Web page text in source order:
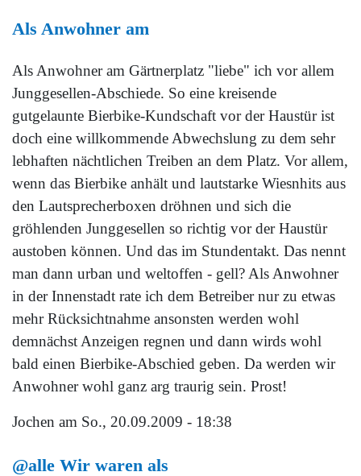
Als Anwohner am
Als Anwohner am Gärtnerplatz "liebe" ich vor allem
Junggesellen-Abschiede. So eine kreisende
gutgelaunte Bierbike-Kundschaft vor der Haustür ist
doch eine willkommende Abwechslung zu dem sehr
lebhaften nächtlichen Treiben an dem Platz. Vor allem,
wenn das Bierbike anhält und lautstarke Wiesnhits aus
den Lautsprecherboxen dröhnen und sich die
gröhlenden Junggesellen so richtig vor der Haustür
austoben können. Und das im Stundentakt. Das nennt
man dann urban und weltoffen - gell? Als Anwohner
in der Innenstadt rate ich dem Betreiber nur zu etwas
mehr Rücksichtnahme ansonsten werden wohl
demnächst Anzeigen regnen und dann wirds wohl
bald einen Bierbike-Abschied geben. Da werden wir
Anwohner wohl ganz arg traurig sein. Prost!
Jochen am So., 20.09.2009 - 18:38
@alle Wir waren als